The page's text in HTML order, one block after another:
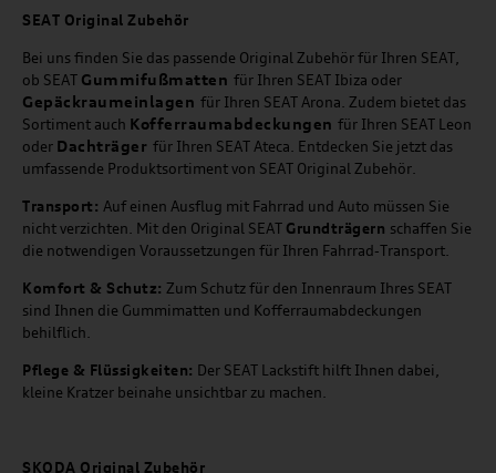
SEAT Original Zubehör
Bei uns finden Sie das passende Original Zubehör für Ihren SEAT,
ob SEAT Gummifußmatten für Ihren SEAT Ibiza oder
Gepäckraumeinlagen für Ihren SEAT Arona. Zudem bietet das
Sortiment auch Kofferraumabdeckungen für Ihren SEAT Leon
oder Dachträger für Ihren SEAT Ateca. Entdecken Sie jetzt das
umfassende Produktsortiment von SEAT Original Zubehör.
Transport: Auf einen Ausflug mit Fahrrad und Auto müssen Sie
nicht verzichten. Mit den Original SEAT Grundträgern schaffen Sie
die notwendigen Voraussetzungen für Ihren Fahrrad-Transport.
Komfort & Schutz: Zum Schutz für den Innenraum Ihres SEAT
sind Ihnen die Gummimatten und Kofferraumabdeckungen
behilflich.
Pflege & Flüssigkeiten: Der SEAT Lackstift hilft Ihnen dabei,
kleine Kratzer beinahe unsichtbar zu machen.
SKODA Original Zubehör